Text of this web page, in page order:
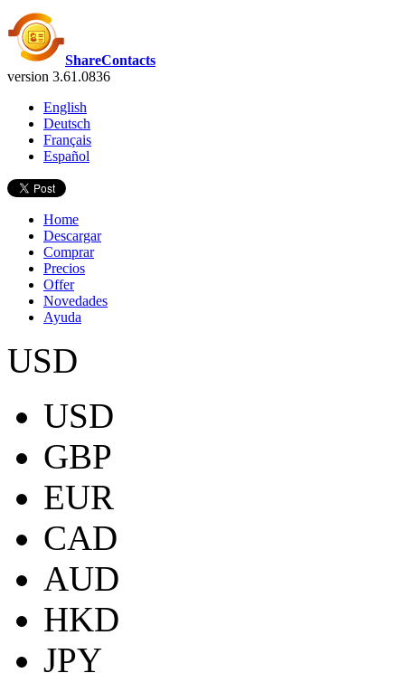
ShareContacts
version 3.61.0836
English
Deutsch
Français
Español
Home
Descargar
Comprar
Precios
Offer
Novedades
Ayuda
USD
USD
GBP
EUR
CAD
AUD
HKD
JPY